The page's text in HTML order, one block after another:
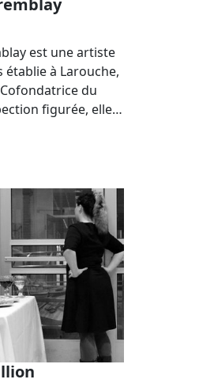
est une artiste
établie à Larouche,
du
figurée, elle…